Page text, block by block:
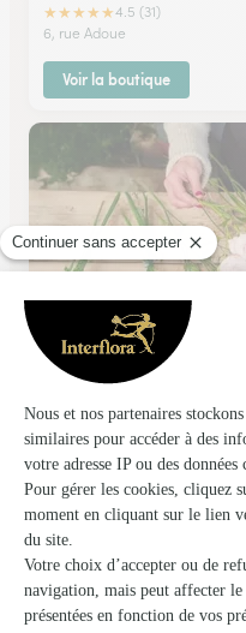
★★★★★4.5 (31)
6, rue Adoue
Voir la boutique
Mil’fleurs
PAU
avenue du Chanoine Galharet
Voir la boutique